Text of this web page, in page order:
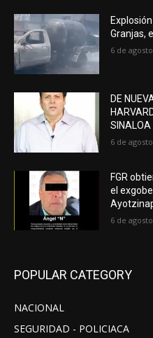
Granjas,
6 de
DE
SINALOA
6 de
FGR
el
6 de
POPULAR CATEGORY
NACIONAL
SEGURIDAD - POLICIACA